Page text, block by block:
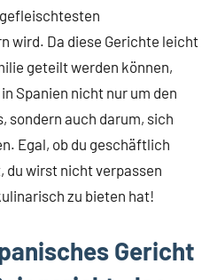
wird. Da diese Gerichte leicht
geteilt werden können,
Spanien nicht nur um den
sondern auch darum, sich
Egal, ob du geschäftlich
du wirst nicht verpassen
zu bieten hat!
Gericht